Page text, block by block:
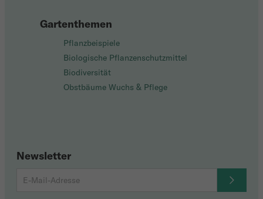
Gartenthemen
Pflanzbeispiele
Biologische Pflanzenschutzmittel
Biodiversität
Obstbäume Wuchs & Pflege
Newsletter